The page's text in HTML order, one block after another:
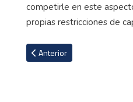
competirle en este
propias restricciones de
Artículo anterior: Francia
Anterior